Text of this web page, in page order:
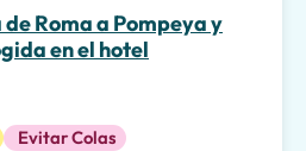
Roma a Pompeya y
en el hotel
Evitar Colas